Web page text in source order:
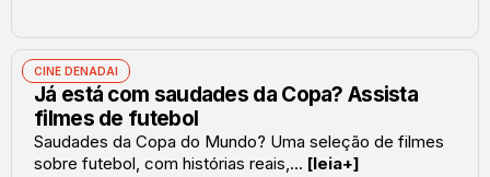
CINE DENADAI
Já está com saudades da Copa? Assista
filmes de futebol
Saudades da Copa do Mundo? Uma seleção de filmes
sobre futebol, com histórias reais,... [leia+]